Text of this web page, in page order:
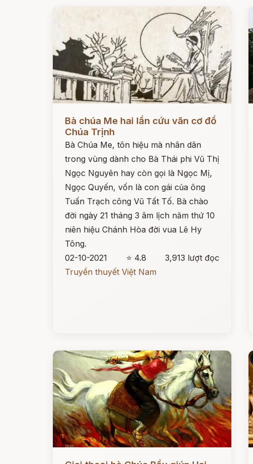
Bà chúa Me hai lần cứu vãn cơ đồ
Chúa Trịnh
Bà Chúa Me, tôn hiệu mà nhân dân
trong vùng dành cho Bà Thái phi Vũ Thị
Ngọc Nguyên hay còn gọi là Ngọc Mị,
Ngọc Quyến, vốn là con gái của ông
Tuấn Trạch công Vũ Tất Tố. Bà chào
đời ngày 21 tháng 3 âm lịch năm thứ 10
niên hiệu Chánh Hòa đời vua Lê Hy
Tông.
02-10-2021
⭐ 4.8
3,913 lượt đọc
Truyền thuyết Việt Nam